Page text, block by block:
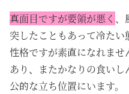
真面目ですが要領が悪く 、
突したこともあって冷た
性格ですが素直になれま
あり、またかなりの食い
公的な立ち位置にいます。